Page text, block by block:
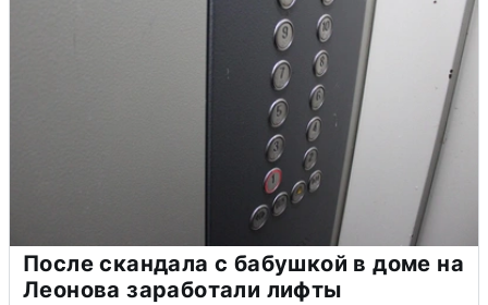
После скандала с бабушкой в доме на
Леонова заработали лифты